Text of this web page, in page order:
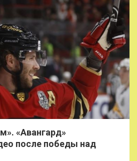
«Авангард»
после победы над